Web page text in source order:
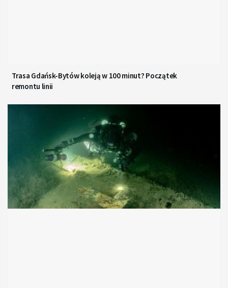
Trasa Gdańsk-Bytów koleją w 100 minut? Początek
remontu linii